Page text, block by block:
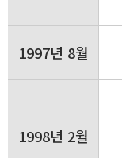
1997년 8월
1998년 2월